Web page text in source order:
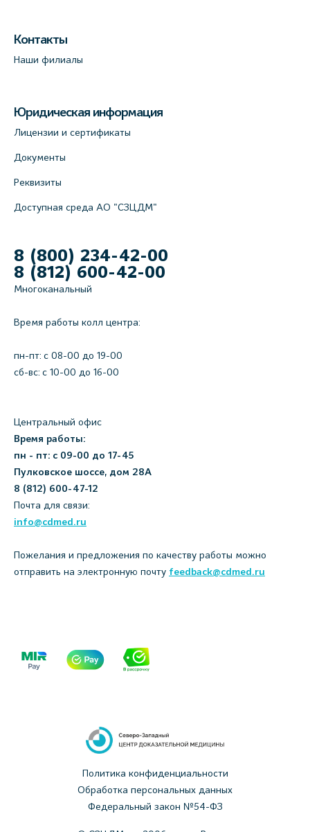
Контакты
Наши филиалы
Юридическая информация
Лицензии и сертификаты
Документы
Реквизиты
Доступная среда АО "СЗЦДМ"
8 (800) 234-42-00
8 (812) 600-42-00
Многоканальный
Время работы колл центра:
пн-пт: c 08-00 до 19-00
сб-вс: с 10-00 до 16-00
Центральный офис
Время работы:
пн - пт: с 09-00 до 17-45
Пулковское шоссе, дом 28А
8 (812) 600-47-12
Почта для связи:
info@cdmed.ru
Пожелания и предложения по качеству работы можно
отправить на электронную почту feedback@cdmed.ru
Политика конфиденциальности
Обработка персональных данных
Федеральный закон №54-ФЗ